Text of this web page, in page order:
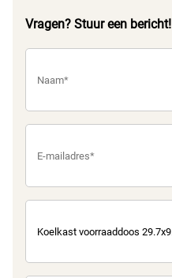
Vragen? Stuur een bericht!